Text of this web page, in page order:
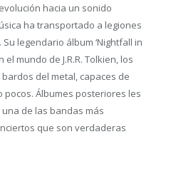
hacia un sonido
ha transportado a legiones
legendario álbum ‘Nightfall in
el mundo de J.R.R. Tolkien, los
del metal, capaces de
Álbumes posteriores les
de las bandas más
que son verdaderas